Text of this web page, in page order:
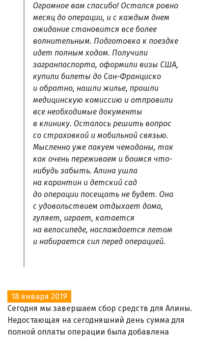
Огромное вам спасибо! Остался ровно
месяц до операции, и с каждым днем
ожидание становится все более
волнительным. Подготовка к поездке
идет полным ходом. Получили
загранпаспорта, оформили визы США,
купили билеты до Сан-Франциско
и обратно, нашли жилье, прошли
медицинскую комиссию и отправили
все необходимые документы
в клинику. Осталось решить вопрос
со страховкой и мобильной связью.
Мысленно уже пакуем чемоданы, так
как очень переживаем и боимся что-
нибудь забыть. Алина ушла
на карантин и детский сад
до операции посещать не будет. Она
с удовольствием отдыхает дома,
гуляет, играет, катается
на велосипеде, наслаждается летом
и набирается сил перед операцией.
18 января 2019
Сегодня мы завершаем сбор средств для Алины.
Недостающая на сегодняшний день сумма для
полной оплаты операции была добавлена